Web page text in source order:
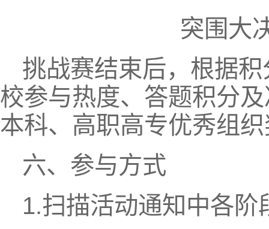
突围大
挑战赛结束后，根据
校参与热度、答题积分
本科、高职高专优秀组
六、参与方式
1.扫描活动通知中各